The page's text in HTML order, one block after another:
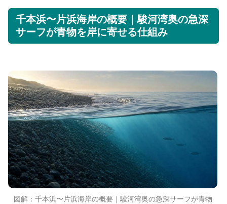
千本浜〜片浜海岸の概要｜駿河湾奥の急深
サーフが青物を岸に寄せる仕組み
図解：千本浜〜片浜海岸の概要｜駿河湾奥の急深サーフが青物